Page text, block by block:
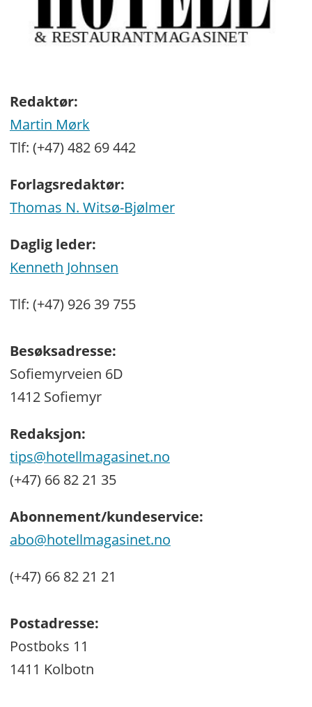
Redaktør:
Martin Mørk
Tlf: (+47) 482 69 442
Forlagsredaktør:
Thomas N. Witsø-Bjølmer
Daglig leder:
Kenneth Johnsen
Tlf: (+47) 926 39 755
Besøksadresse:
Sofiemyrveien 6D
1412 Sofiemyr
Redaksjon:
tips@hotellmagasinet.no
(+47) 66 82 21 35
Abonnement/kundeservice:
abo@hotellmagasinet.no
(+47) 66 82 21 21
Postadresse:
Postboks 11
1411 Kolbotn